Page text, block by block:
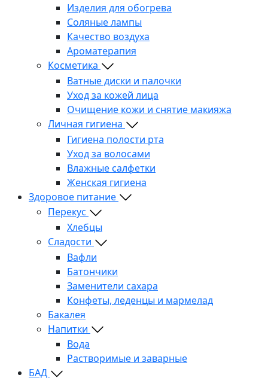
Изделия для обогрева
Соляные лампы
Качество воздуха
Ароматерапия
Косметика
Ватные диски и палочки
Уход за кожей лица
Очищение кожи и снятие макияжа
Личная гигиена
Гигиена полости рта
Уход за волосами
Влажные салфетки
Женская гигиена
Здоровое питание
Перекус
Хлебцы
Сладости
Вафли
Батончики
Заменители сахара
Конфеты, леденцы и мармелад
Бакалея
Напитки
Вода
Растворимые и заварные
БАД